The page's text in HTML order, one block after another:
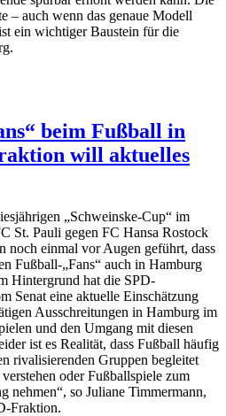
– auch wenn das genaue Modell
ein wichtiger Baustein für die
beim Fußball in
will aktuelles
„Schweinske-Cup“ im
St. Pauli gegen FC Hansa Rostock
noch einmal vor Augen geführt, dass
Fußball-„Fans“ auch in Hamburg
Hintergrund hat die SPD-
Senat eine aktuelle Einschätzung
Ausschreitungen in Hamburg im
und den Umgang mit diesen
ist es Realität, dass Fußball häufig
rivalisierenden Gruppen begleitet
oder Fußballspiele zum
nehmen“, so Juliane Timmermann,
Fraktion.